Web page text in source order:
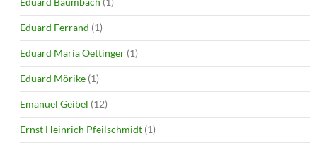
Eduard Ferrand (1)
Eduard Maria Oettinger (1)
Eduard Mörike (1)
Emanuel Geibel (12)
Ernst Heinrich Pfeilschmidt (1)